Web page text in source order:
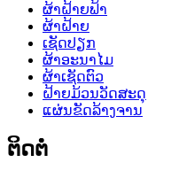
ຜ້າຝ້າຍຟ້າ
ຜ້າຝ້າຍ
ເຊັດປຽກ
ຜ້າອະນາໄມ
ຜ້າເຊັດຕົວ
ຝ້າຍມ້ວນວັດສະດຸ
ແຜ່ນຂັດລ້າງຈານ
ຕິດຕໍ່